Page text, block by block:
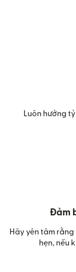
Luôn hưởng
Đảm
Hãy yên tâm
hẹn, nếu